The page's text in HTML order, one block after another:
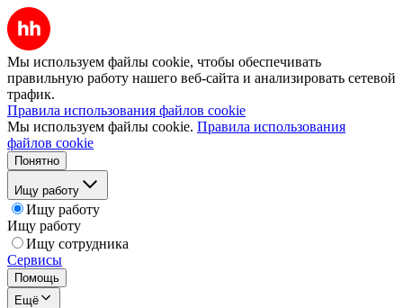
Мы используем файлы cookie, чтобы обеспечивать
правильную работу нашего веб-сайта и анализировать сетевой
трафик.
Правила использования файлов cookie
Мы используем файлы cookie. Правила использования
файлов cookie
Понятно
Ищу работу
Ищу работу
Ищу работу
Ищу сотрудника
Сервисы
Помощь
Ещё